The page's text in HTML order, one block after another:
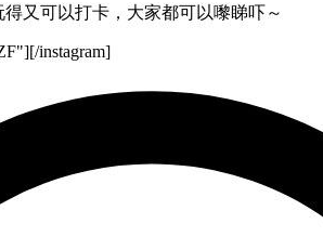
又可以打卡，大家都可以嚟睇吓～
instagram]